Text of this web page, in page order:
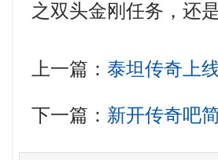
之双头金刚任务，还
上一篇：泰坦传奇上
下一篇： 新开传奇吧